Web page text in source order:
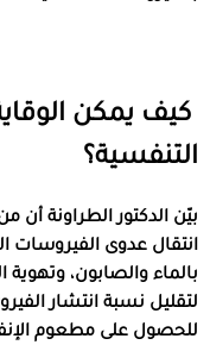
كيف يمكن
التنفسية؟
بيّن الدكتور الطراونة أن
انتقال عدوى
بالماء والصابون،
للحصول على مطعوم